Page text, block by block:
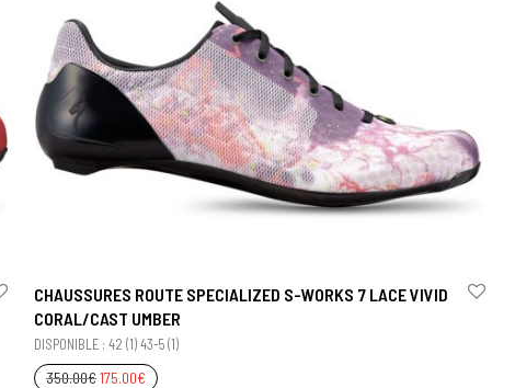
CHAUSSURES ROUTE SPECIALIZED S-WORKS 7 LACE VIVID
CORAL/CAST UMBER
DISPONIBLE : 42 (1) 43-5 (1)
350.00€175.00€